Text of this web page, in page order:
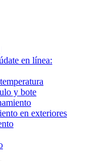
en línea:
y bote
en exteriores